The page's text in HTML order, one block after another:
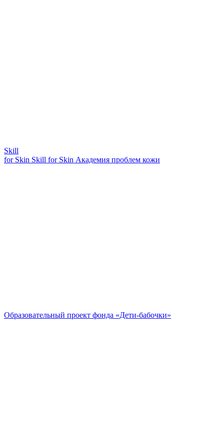
Skill
for Skin Skill for Skin Академия проблем кожи
Образовательный проект фонда «Дети-бабочки»